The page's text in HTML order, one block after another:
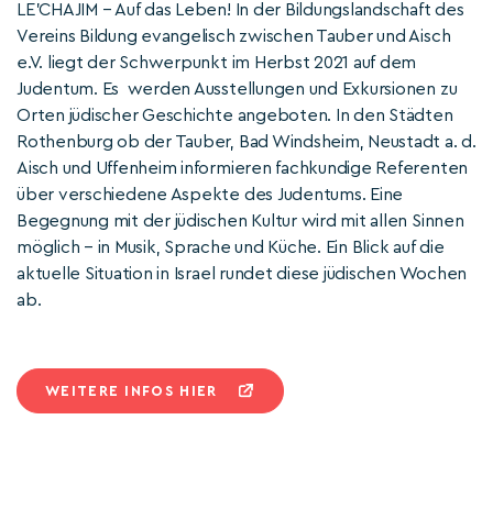
LE’CHAJIM – Auf das Leben! In der Bildungslandschaft des
Vereins Bildung evangelisch zwischen Tauber und Aisch
e.V. liegt der Schwerpunkt im Herbst 2021 auf dem
Judentum. Es werden Ausstellungen und Exkursionen zu
Orten jüdischer Geschichte angeboten. In den Städten
Rothenburg ob der Tauber, Bad Windsheim, Neustadt a. d.
Aisch und Uffenheim informieren fachkundige Referenten
über verschiedene Aspekte des Judentums. Eine
Begegnung mit der jüdischen Kultur wird mit allen Sinnen
möglich – in Musik, Sprache und Küche. Ein Blick auf die
aktuelle Situation in Israel rundet diese jüdischen Wochen
ab.
WEITERE INFOS HIER